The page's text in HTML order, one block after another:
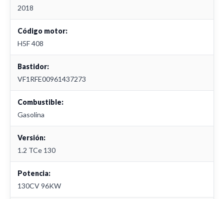
2018
Código motor:
H5F 408
Bastidor:
VF1RFE00961437273
Combustible:
Gasolina
Versión:
1.2 TCe 130
Potencia:
130CV 96KW